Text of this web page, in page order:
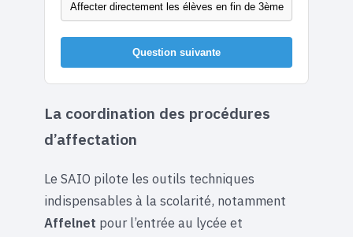
Affecter directement les élèves en fin de 3ème
Question suivante
La coordination des procédures
d’affectation
Le SAIO pilote les outils techniques
indispensables à la scolarité, notamment
Affelnet pour l’entrée au lycée et